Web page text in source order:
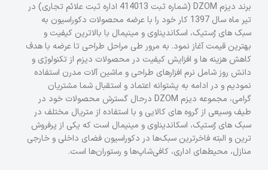
برند دیزم DZOM (شماره ثبت 414013 اداره ثبت علائم تجاری) در
تیر ماه سال 1397 کار خود را با عرضه محصولات دکوراسیون به
سبک های رُستیک، اسکاندیناوی و مینیمال با بالاترین کیفیت و
بهترین قیمت آغاز نمود. به مرور طی مراحل طراحی تا عرضه با هدف
کاهش هزینه ها و افزایش کیفیت در محصولات دیزم از تکنولوژی و
دانش روز شامل نرم افزارهای طراحی و ماشین آلات مدرن استفاده
نمودیم و در ادامه به پشتوانه اعتماد و استقبال شما مشتریان
گرامی، مجموعه دیزم DZOM درحال گسترش محصولات خود در
طیف وسیعی از گروه های کالایی و با استفاده از متریال مختلف در
سبک های رُستیک، اسکاندیناوی و مینیمال است که یکی از پرفروش
ترین و البته فاخرترین سبک‌ها در دکوراسیون فضای داخلی و خارجی
منازل، محیط‌های اداری، کافی‌شاپ‌ها و رستوران‌ها است.